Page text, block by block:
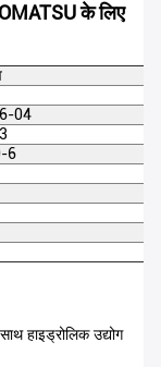
के लिए
04
6
हाइड्रोलिक उद्योग